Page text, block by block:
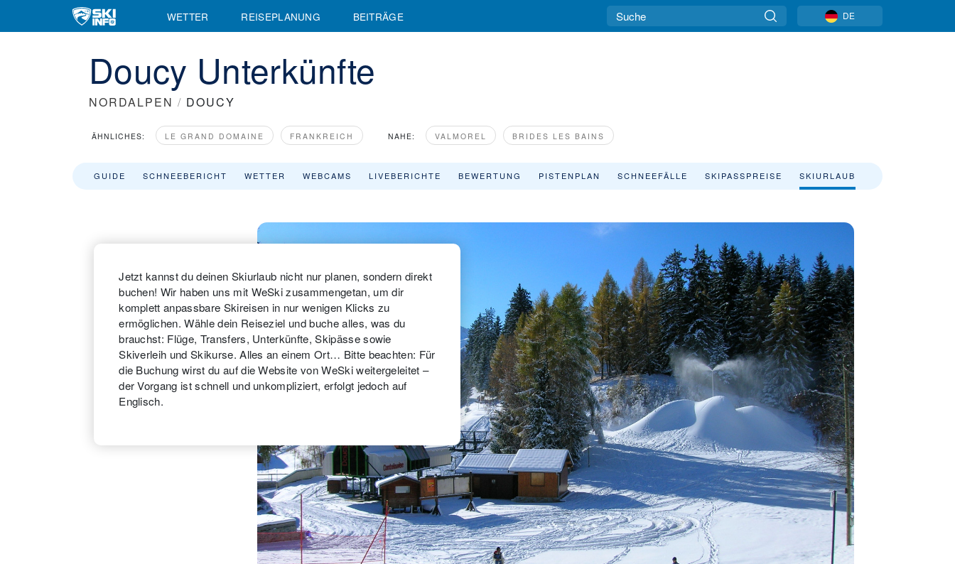
WETTER REISEPLANUNG BEITRÄGE DE
Doucy Unterkünfte
NORDALPEN / DOUCY
ÄHNLICHES: LE GRAND DOMAINE FRANKREICH NAHE: VALMOREL BRIDES LES BAINS
GUIDE SCHNEEBERICHT WETTER WEBCAMS LIVEBERICHTE BEWERTUNG PISTENPLAN SCHNEEFÄLLE SKIPASSPREISE SKIURLAUB
Jetzt kannst du deinen Skiurlaub nicht nur planen, sondern direkt
buchen! Wir haben uns mit WeSki zusammengetan, um dir
komplett anpassbare Skireisen in nur wenigen Klicks zu
ermöglichen. Wähle dein Reiseziel und buche alles, was du
brauchst: Flüge, Transfers, Unterkünfte, Skipässe sowie
Skiverleih und Skikurse. Alles an einem Ort… Bitte beachten: Für
die Buchung wirst du auf die Website von WeSki weitergeleitet –
der Vorgang ist schnell und unkompliziert, erfolgt jedoch auf
Englisch.